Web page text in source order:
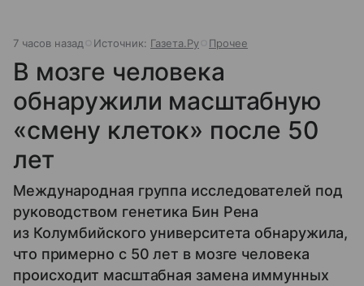
7 часов назад Источник: Газета.Ру Прочее
В мозге человека
обнаружили масштабную
«смену клеток» после 50
лет
Международная группа исследователей под
руководством генетика Бин Рена
из Колумбийского университета обнаружила,
что примерно с 50 лет в мозге человека
происходит масштабная замена иммунных